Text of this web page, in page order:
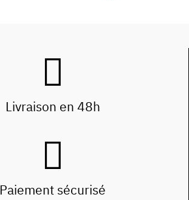
Livraison en 48h
Paiement sécurisé